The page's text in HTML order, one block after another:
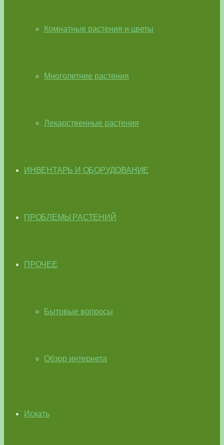
Комнатные растения и цветы
Многолетние растения
Лекарственные растения
ИНВЕНТАРЬ И ОБОРУДОВАНИЕ
ПРОБЛЕМЫ РАСТЕНИЙ
ПРОЧЕЕ
Бытовые вопросы
Обзор интернета
Искать